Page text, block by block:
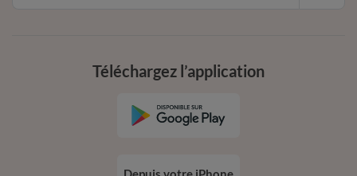
Téléchargez l’application